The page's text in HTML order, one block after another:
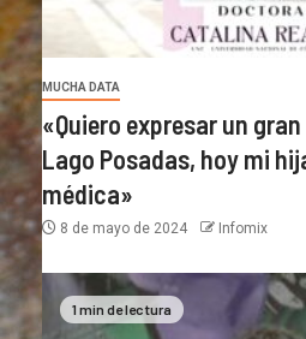
MUCHA DATA
«Quiero expresar un
Lago Posadas, hoy mi
médica»
8 de mayo de 2024 Infomix
1 min de lectura